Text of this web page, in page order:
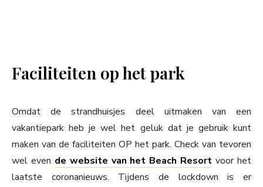
Faciliteiten op het park
Omdat de strandhuisjes deel uitmaken van een
vakantiepark heb je wel het geluk dat je gebruik kunt
maken van de faciliteiten OP het park. Check van tevoren
wel even de website van het Beach Resort voor het
laatste coronanieuws. Tijdens de lockdown is er